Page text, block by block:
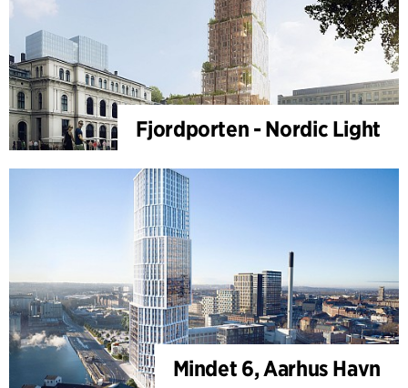
Fjordporten - Nordic Light
Mindet 6, Aarhus Havn